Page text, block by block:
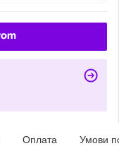
Оплата Умови